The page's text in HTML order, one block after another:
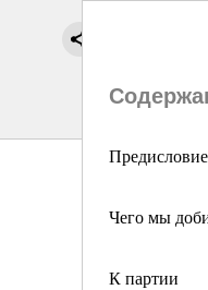
Предисловие
Чего мы
К партии